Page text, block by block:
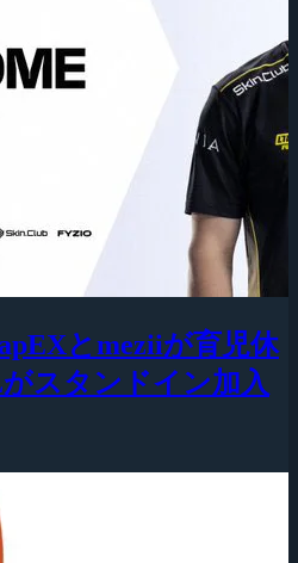
とmeziiが育児休
スタンドイン加入